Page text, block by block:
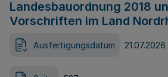
Landesbauordnung 2018
Vorschriften im Land
Ausfertigungsdatum 21.07.2026